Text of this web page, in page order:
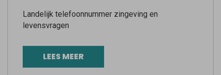
Landelijk telefoonnummer zingeving en
levensvragen
LEES MEER